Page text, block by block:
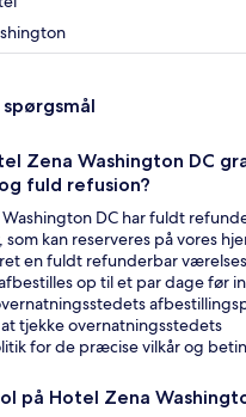
Zena Washington DC
fuld refusion?
DC har fuldt
kan reserveres på vores
en fuldt refunderbar
op til et par dage før
tjekke overnatningsstedets
for de præcise vilkår og
på Hotel Zena